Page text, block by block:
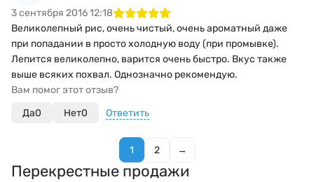
3 сентября 2016 12:18
Великолепный рис, очень чистый, очень ароматный даже
при попадании в просто холодную воду (при промывке).
Лепится великолепно, варится очень быстро. Вкус также
выше всяких похвал. Однозначно рекомендую.
Вам помог этот отзыв?
Да0 Нет0 Ответить
1 2 →
Перекрестные продажи